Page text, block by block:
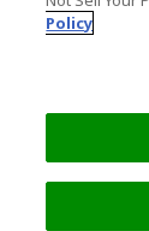
Policy